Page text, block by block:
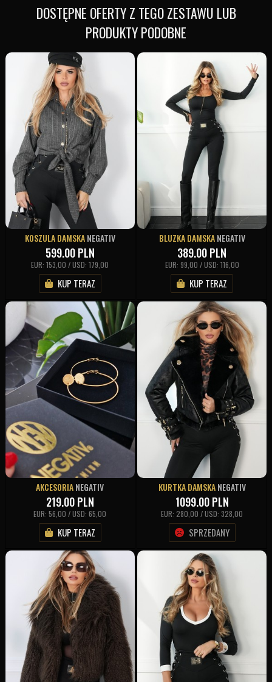
DOSTĘPNE OFERTY Z TEGO ZESTAWU LUB
PRODUKTY PODOBNE
KOSZULA DAMSKANEGATIV
599.00PLN
EUR: 153,00 / USD: 179,00
KUP TERAZ
BLUZKA DAMSKANEGATIV
389.00PLN
EUR: 99,00 / USD: 116,00
KUP TERAZ
AKCESORIANEGATIV
219.00PLN
EUR: 56,00 / USD: 65,00
KUP TERAZ
KURTKA DAMSKANEGATIV
1099.00PLN
EUR: 280,00 / USD: 328,00
SPRZEDANY